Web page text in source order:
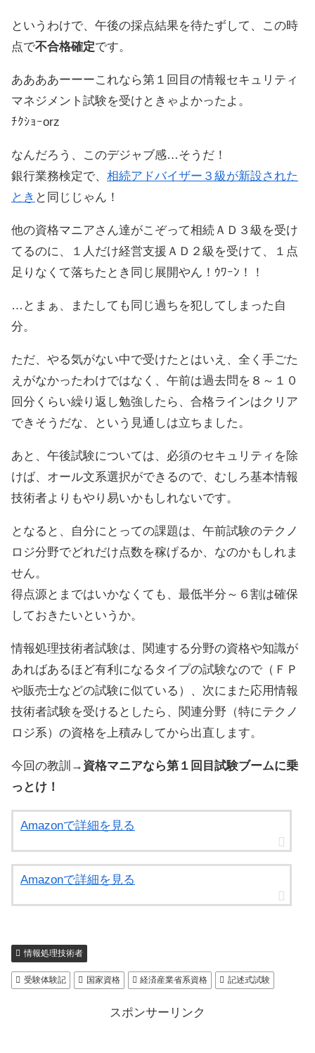
というわけで、午後の採点結果を待たずして、この時
点で不合格確定です。
ああああーーーこれなら第１回目の情報セキュリティ
マネジメント試験を受けときゃよかったよ。
ﾁｸｼｮｰorz
なんだろう、このデジャブ感…そうだ！
銀行業務検定で、 相続アドバイザー３級が新設された
とき と同じじゃん！
他の資格マニアさん達がこぞって相続ＡＤ３級を受け
てるのに、１人だけ経営支援ＡＤ２級を受けて、１点
足りなくて落ちたとき同じ展開やん！ｳﾜｰﾝ！！
…とまぁ、またしても同じ過ちを犯してしまった自
分。
ただ、やる気がない中で受けたとはいえ、全く手ごた
えがなかったわけではなく、午前は過去問を８～１０
回分くらい繰り返し勉強したら、合格ラインはクリア
できそうだな、という見通しは立ちました。
あと、午後試験については、必須のセキュリティを除
けば、オール文系選択ができるので、むしろ基本情報
技術者よりもやり易いかもしれないです。
となると、自分にとっての課題は、午前試験のテクノ
ロジ分野でどれだけ点数を稼げるか、なのかもしれま
せん。
得点源とまではいかなくても、最低半分～６割は確保
しておきたいというか。
情報処理技術者試験は、関連する分野の資格や知識が
あればあるほど有利になるタイプの試験なので（ＦＰ
や販売士などの試験に似ている）、次にまた応用情報
技術者試験を受けるとしたら、関連分野（特にテクノ
ロジ系）の資格を上積みしてから出直します。
今回の教訓→ 資格マニアなら第１回目試験ブームに乗
っとけ！
Amazonで詳細を見る
Amazonで詳細を見る
情報処理技術者
受験体験記 国家資格 経済産業省系資格 記述式試験
スポンサーリンク